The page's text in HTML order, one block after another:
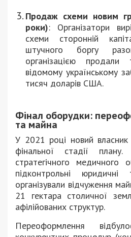
Продаж схеми новим
роки): Організатори
схеми сторонній
штучного боргу
організацією
відомому українському
тисяч доларів США.
Фінал оборудки:
та майна
У 2021 році новий
фінальної стадії
стратегічного медичного
підконтрольні
організували відчуження
21 гектара столичної
афілійованих структур.
Переоформлення